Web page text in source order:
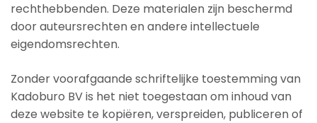
rechthebbenden. Deze materialen zijn beschermd
door auteursrechten en andere intellectuele
eigendomsrechten.
Zonder voorafgaande schriftelijke toestemming van
Kadoburo BV is het niet toegestaan om inhoud van
deze website te kopiëren, verspreiden, publiceren of